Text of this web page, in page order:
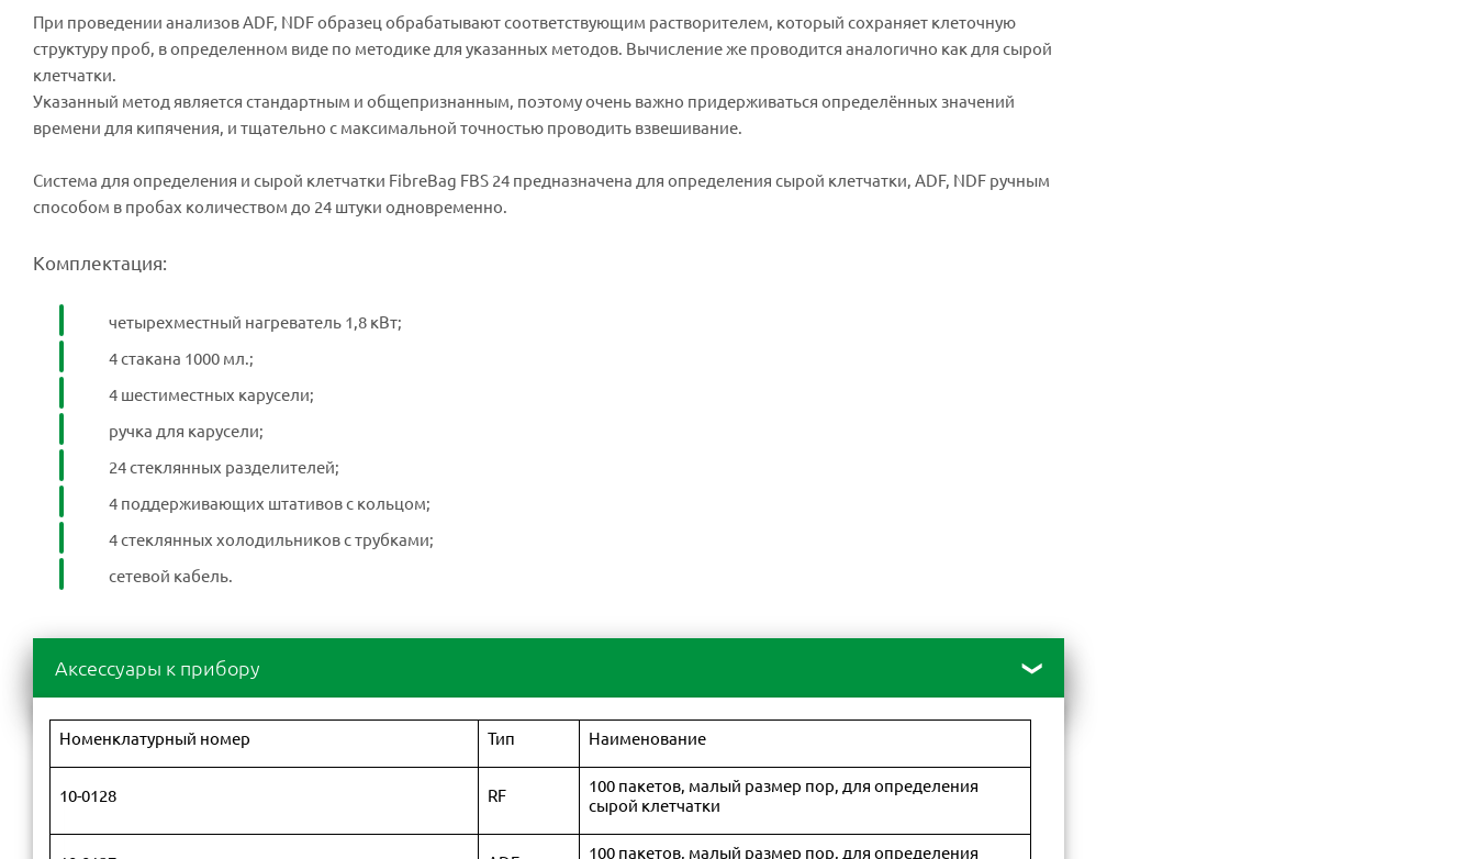
При проведении анализов ADF, NDF образец обрабатывают соответствующим растворителем, который сохраняет клеточную
структуру проб, в определенном виде по методике для указанных методов. Вычисление же проводится аналогично как для сырой
клетчатки.
Указанный метод является стандартным и общепризнанным, поэтому очень важно придерживаться определённых значений
времени для кипячения, и тщательно с максимальной точностью проводить взвешивание.
Система для определения и сырой клетчатки FibreBag FBS 24 предназначена для определения сырой клетчатки, ADF, NDF ручным
способом в пробах количеством до 24 штуки одновременно.
Комплектация:
четырехместный нагреватель 1,8 кВт;
4 стакана 1000 мл.;
4 шестиместных карусели;
ручка для карусели;
24 стеклянных разделителей;
4 поддерживающих штативов с кольцом;
4 стеклянных холодильников с трубками;
сетевой кабель.
Аксессуары к прибору
Номенклатурный номер Тип Наименование
10-0128 RF
100 пакетов, малый размер пор, для определения
сырой клетчатки
100 пакетов, малый размер пор, для определения